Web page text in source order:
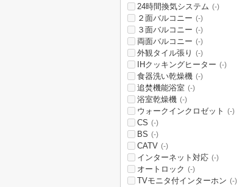
24時間換気システム (-)
２面バルコニー (-)
３面バルコニー (-)
両面バルコニー (-)
外観タイル張り (-)
IHクッキングヒーター (-)
食器洗い乾燥機 (-)
追焚機能浴室 (-)
浴室乾燥機 (-)
ウォークインクロゼット (-)
CS (-)
BS (-)
CATV (-)
インターネット対応 (-)
オートロック (-)
TVモニタ付インターホン (-)